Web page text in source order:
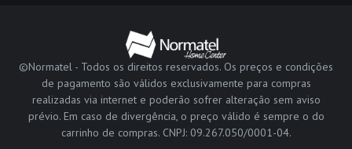
©Normatel - Todos os direitos reservados. Os preços e condições
de pagamento são válidos exclusivamente para compras
realizadas via internet e poderão sofrer alteração sem aviso
prévio. Em caso de divergência, o preço válido é sempre o do
carrinho de compras. CNPJ: 09.267.050/0001-04.